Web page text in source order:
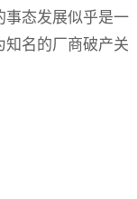
事态发展似乎是一
名的厂商破产关